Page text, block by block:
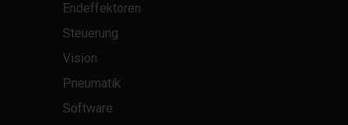
Endeffektoren
Steuerung
Vision
Pneumatik
Software